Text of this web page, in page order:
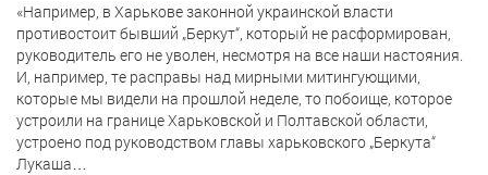
«Например, в Харькове законной украинской власти
противостоит бывший „Беркут“, который не расформирован,
руководитель его не уволен, несмотря на все наши настояния.
И, например, те расправы над мирными митингующими,
которые мы видели на прошлой неделе, то побоище, которое
устроили на границе Харьковской и Полтавской области,
устроено под руководством главы харьковского „Беркута“
Лукаша…